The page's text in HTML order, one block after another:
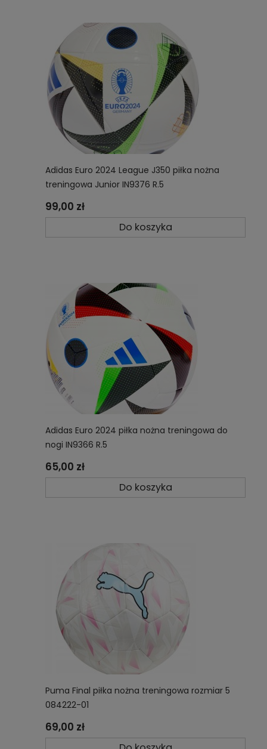
Adidas Euro 2024 League J350 piłka nożna
treningowa Junior IN9376 R.5
99,00 zł
Do koszyka
Adidas Euro 2024 piłka nożna treningowa do
nogi IN9366 R.5
65,00 zł
Do koszyka
Puma Final piłka nożna treningowa rozmiar 5
084222-01
69,00 zł